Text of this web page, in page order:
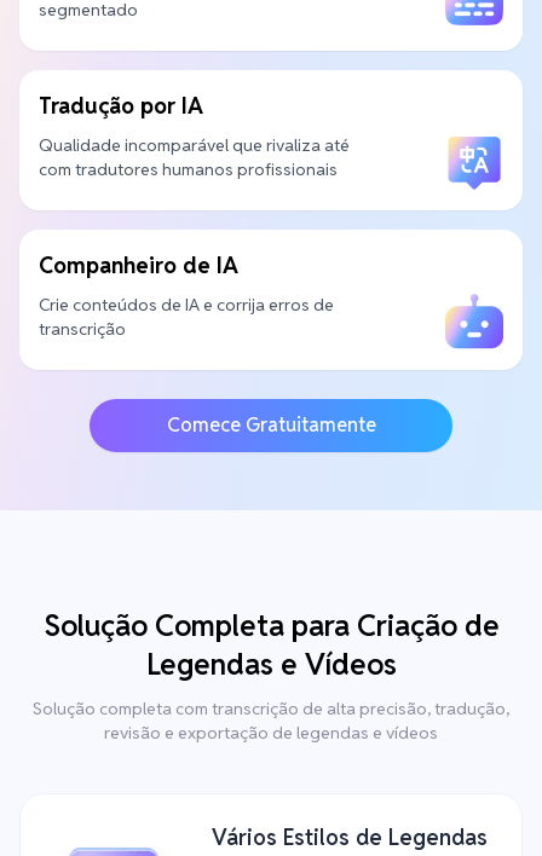
segmentado
Tradução por IA
Qualidade incomparável que rivaliza até
com tradutores humanos profissionais
Companheiro de IA
Crie conteúdos de IA e corrija erros de
transcrição
Comece Gratuitamente
Solução Completa para Criação de
Legendas e Vídeos
Solução completa com transcrição de alta precisão, tradução,
revisão e exportação de legendas e vídeos
Vários Estilos de Legendas